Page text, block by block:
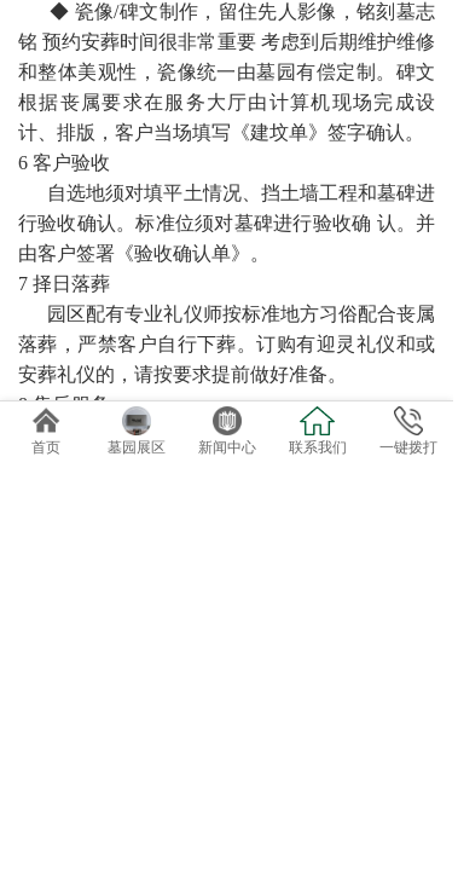
◆ 瓷像/碑文制作，留住先人影像，铭刻墓志
铭 预约安葬时间很非常重要 考虑到后期维护维修
和整体美观性，瓷像统一由墓园有偿定制。碑文
根据丧属要求在服务大厅由计算机现场完成设
计、排版，客户当场填写《建坟单》签字确认。
6 客户验收
自选地须对填平土情况、挡土墙工程和墓碑进
行验收确认。标准位须对墓碑进行验收确 认。并
由客户签署《验收确认单》。
7 择日落葬
园区配有专业礼仪师按标准地方习俗配合丧属
落葬，严禁客户自行下葬。订购有迎灵礼仪和或
安葬礼仪的，请按要求提前做好准备。
8 售后服务
园区可提供诸如代客祭扫、管家服务、墓碑翻
首页 墓园展区 新闻中心 联系我们 一键拨打